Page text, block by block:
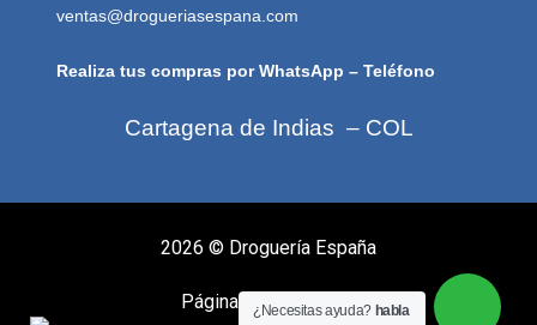
ventas@drogueriasespana.com
Realiza tus compras por WhatsApp – Teléfono
Cartagena de Indias – COL
2026 © Droguería España
Página diseñada por:
¿Necesitas ayuda? habla